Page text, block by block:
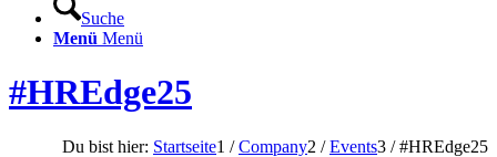
Suche
Menü Menü
#HREdge25
Du bist hier: Startseite1 / Company2 / Events3 / #HREdge25